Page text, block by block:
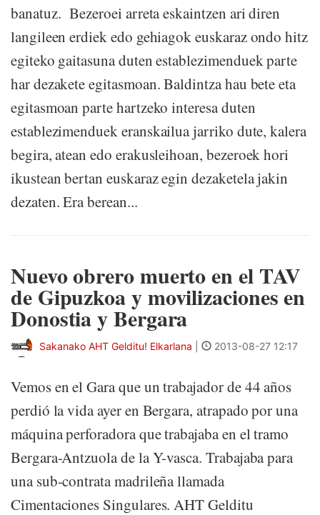
banatuz. Bezeroei arreta eskaintzen ari diren
langileen erdiek edo gehiagok euskaraz ondo hitz
egiteko gaitasuna duten establezimenduek parte
har dezakete egitasmoan. Baldintza hau bete eta
egitasmoan parte hartzeko interesa duten
establezimenduek eranskailua jarriko dute, kalera
begira, atean edo erakusleihoan, bezeroek hori
ikustean bertan euskaraz egin dezaketela jakin
dezaten. Era berean...
Nuevo obrero muerto en el TAV
de Gipuzkoa y movilizaciones en
Donostia y Bergara
Sakanako AHT Gelditu! Elkarlana 2013-08-27 12:17
Vemos en el Gara que un trabajador de 44 años
perdió la vida ayer en Bergara, atrapado por una
máquina perforadora que trabajaba en el tramo
Bergara-Antzuola de la Y-vasca. Trabajaba para
una sub-contrata madrileña llamada
Cimentaciones Singulares. AHT Gelditu